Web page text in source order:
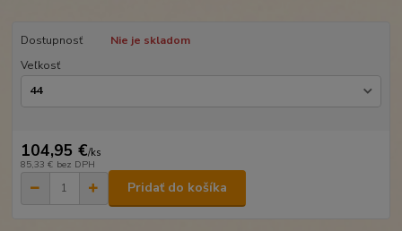
Dostupnosť
Nie je skladom
Veľkosť
104,95 €/ks
85,33 € bez DPH
Pridať do košíka